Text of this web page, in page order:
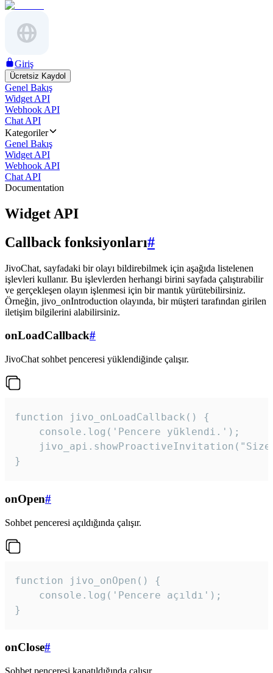
Giriş
Ücretsiz Kaydol
Genel Bakış
Widget API
Webhook API
Chat API
Kategoriler
Genel Bakış
Widget API
Webhook API
Chat API
Documentation
Widget API
Callback fonksiyonları#
JivoChat, sayfadaki bir olayı bildirebilmek için aşağıda listelenen
işlevleri kullanır. Bu işlevlerden herhangi birini sayfada çalıştırabilir
ve gerçekleşen olayın işlenmesi için bir mantık yürütebilirsiniz.
Örneğin, jivo_onIntroduction olayında, bir müşteri tarafından girilen
iletişim bilgilerini alabilirsiniz.
onLoadCallback#
JivoChat sohbet penceresi yüklendiğinde çalışır.
function jivo_onLoadCallback() {
    console.log('Pencere yüklendi.');
}
onOpen#
Sohbet penceresi açıldığında çalışır.
function jivo_onOpen() {
    console.log('Pencere açıldı');
}
onClose#
Sohbet penceresi kapatıldığında çalışır.